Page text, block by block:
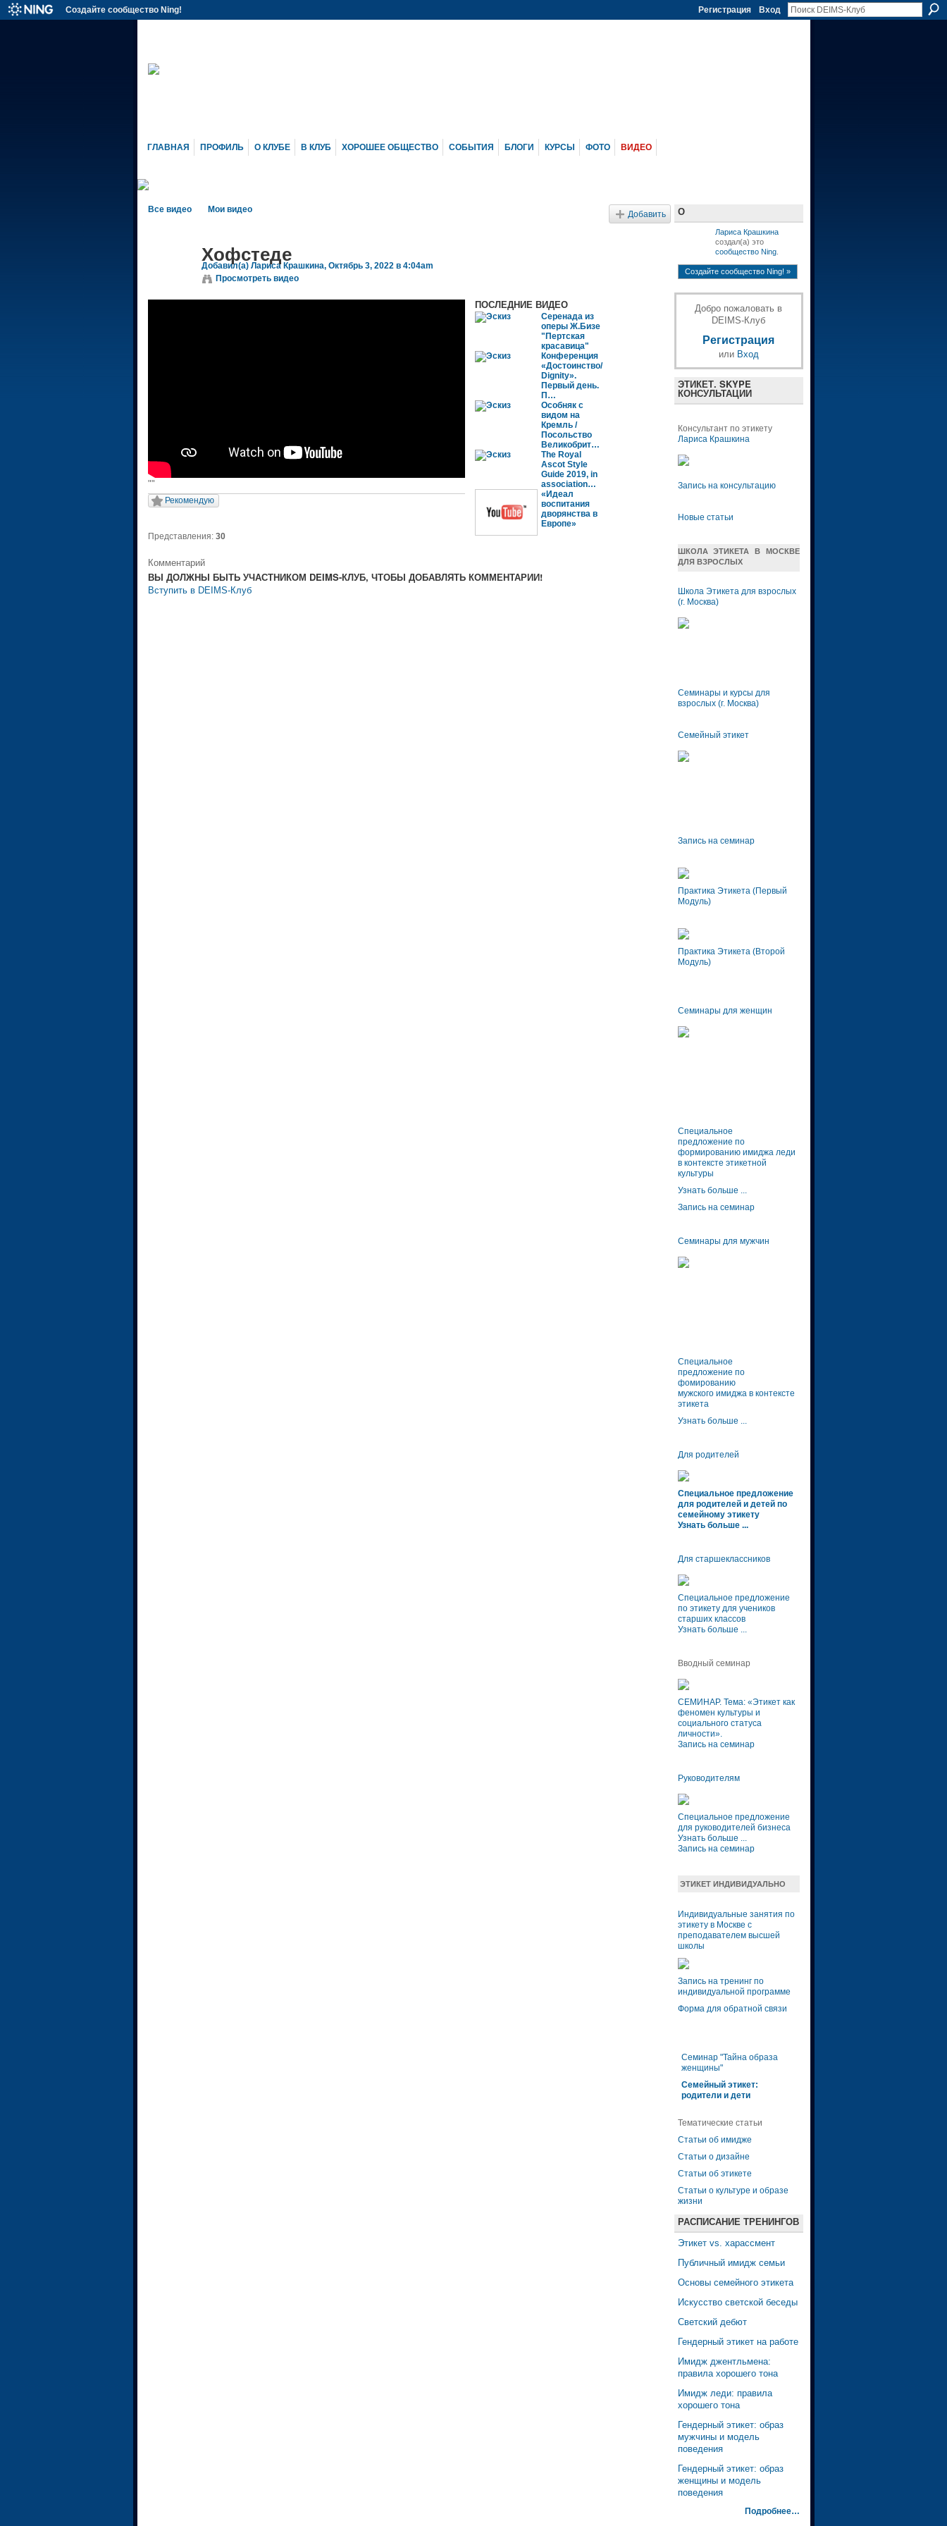
Создайте сообщество Ning! Регистрация Вход
ГЛАВНАЯ ПРОФИЛЬ О КЛУБЕ В КЛУБ ХОРОШЕЕ ОБЩЕСТВО СОБЫТИЯ БЛОГИ КУРСЫ ФОТО ВИДЕО
Все видео Мои видео Добавить
Хофстеде
Добавил(а) Лариса Крашкина, Октябрь 3, 2022 в 4:04am
Просмотреть видео
""
Рекомендую
Представления: 30
ПОСЛЕДНИЕ ВИДЕО
Серенада из
оперы Ж.Бизе
"Пертская
красавица"
Конференция
«Достоинство/
Dignity».
Первый день.
П…
Особняк с
видом на
Кремль /
Посольство
Великобрит…
The Royal
Ascot Style
Guide 2019, in
association…
«Идеал
воспитания
дворянства в
Европе»
Комментарий
ВЫ ДОЛЖНЫ БЫТЬ УЧАСТНИКОМ DEIMS-КЛУБ, ЧТОБЫ ДОБАВЛЯТЬ КОММЕНТАРИИ!
Вступить в DEIMS-Клуб
О
Лариса Крашкина
cоздал(а) это
сообщество Ning.
Создайте сообщество Ning! »
Добро пожаловать в
DEIMS-Клуб
Регистрация
или Вход
ЭТИКЕТ. SKYPE
КОНСУЛЬТАЦИИ
Консультант по этикету
Лариса Крашкина
Запись на консультацию
Новые статьи
ШКОЛА ЭТИКЕТА В МОСКВЕ
ДЛЯ ВЗРОСЛЫХ
Школа Этикета для взрослых
(г. Москва)
Семинары и курсы для
взрослых (г. Москва)
Семейный этикет
Запись на семинар
Практика Этикета (Первый
Модуль)
Практика Этикета (Второй
Модуль)
Семинары для женщин
Специальное
предложение по
формированию имиджа леди
в контексте этикетной
культуры
Узнать больше ...
Запись на семинар
Семинары для мужчин
Специальное
предложение по
фомированию
мужского имиджа в контексте
этикета
Узнать больше ...
Для родителей
Специальное предложение
для родителей и детей по
семейному этикету
Узнать больше ...
Для старшеклассников
Специальное предложение
по этикету для учеников
старших классов
Узнать больше ...
Вводный семинар
СЕМИНАР. Тема: «Этикет как
феномен культуры и
социального статуса
личности».
Запись на семинар
Руководителям
Специальное предложение
для руководителей бизнеса
Узнать больше ...
Запись на семинар
ЭТИКЕТ ИНДИВИДУАЛЬНО
Индивидуальные занятия по
этикету в Москве с
преподавателем высшей
школы
Запись на тренинг по
индивидуальной программе
Форма для обратной связи
Семинар "Тайна образа
женщины"
Семейный этикет:
родители и дети
Тематические статьи
Статьи об имидже
Статьи о дизайне
Статьи об этикете
Статьи о культуре и образе
жизни
РАСПИСАНИЕ ТРЕНИНГОВ
Этикет vs. харассмент
Публичный имидж семьи
Основы семейного этикета
Искусство светской беседы
Светский дебют
Гендерный этикет на работе
Имидж джентльмена:
правила хорошего тона
Имидж леди: правила
хорошего тона
Гендерный этикет: образ
мужчины и модель
поведения
Гендерный этикет: образ
женщины и модель
поведения
Подробнее…